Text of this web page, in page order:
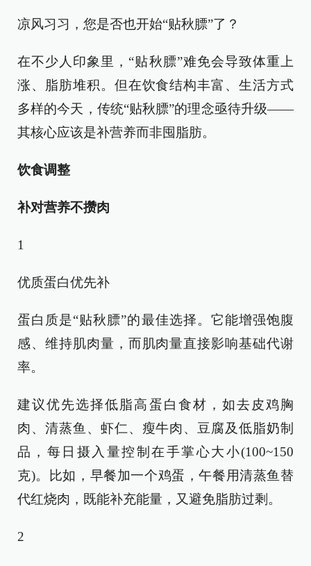
凉风习习，您是否也开始“贴秋膘”了？
在不少人印象里，“贴秋膘”难免会导致体重上
涨、脂肪堆积。但在饮食结构丰富、生活方式
多样的今天，传统“贴秋膘”的理念亟待升级——
其核心应该是补营养而非囤脂肪。
饮食调整
补对营养不攒肉
1
优质蛋白优先补
蛋白质是“贴秋膘”的最佳选择。它能增强饱腹
感、维持肌肉量，而肌肉量直接影响基础代谢
率。
建议优先选择低脂高蛋白食材，如去皮鸡胸
肉、清蒸鱼、虾仁、瘦牛肉、豆腐及低脂奶制
品，每日摄入量控制在手掌心大小(100~150
克)。比如，早餐加一个鸡蛋，午餐用清蒸鱼替
代红烧肉，既能补充能量，又避免脂肪过剩。
2